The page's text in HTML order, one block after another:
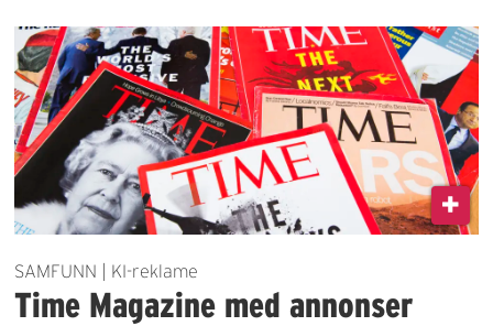
SAMFUNN | KI-reklame
Time Magazine med annonser